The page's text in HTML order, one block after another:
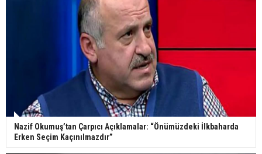
Nazif Okumuş’tan Çarpıcı Açıklamalar: “Önümüzdeki İlkbaharda
Erken Seçim Kaçınılmazdır”